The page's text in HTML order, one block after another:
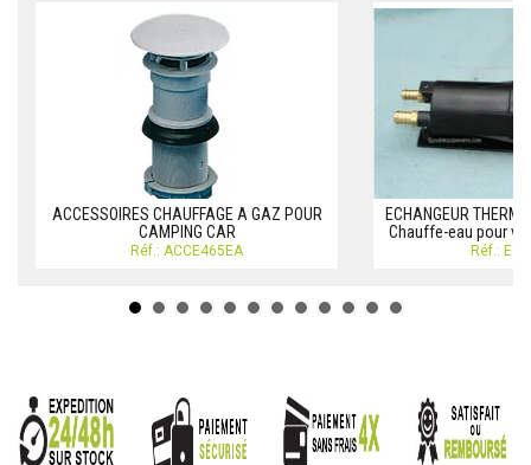
ACCESSOIRES CHAUFFAGE A GAZ POUR
CAMPING CAR
Réf.: ACCE465EA
ECHANGEUR
Chauffe-eau pour
Réf.: